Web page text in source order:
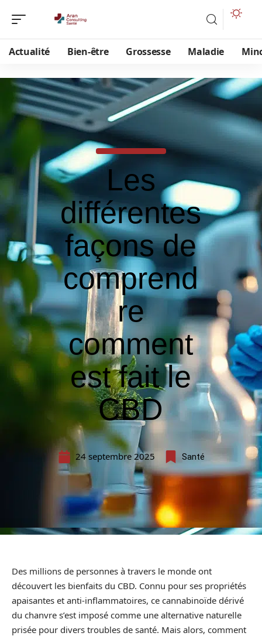
Actualité Bien-être Grossesse Maladie
Les
différentes
façons de
comprend
re
comment
est fait le
CBD
24 septembre 2025 Santé
Des millions de personnes à travers le monde ont
découvert les bienfaits du CBD. Connu pour ses propriétés
apaisantes et anti-inflammatoires, ce cannabinoïde dérivé
du chanvre s’est imposé comme une alternative naturelle
prisée pour divers troubles de santé. Mais alors, comment